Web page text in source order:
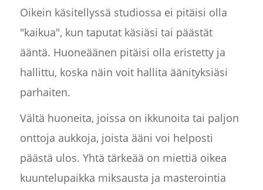
Oikein käsitellyssä studiossa ei pitäisi olla
"kaikua", kun taputat käsiäsi tai päästät
ääntä. Huoneäänen pitäisi olla eristetty ja
hallittu, koska näin voit hallita äänityksiäsi
parhaiten.
Vältä huoneita, joissa on ikkunoita tai paljon
onttoja aukkoja, joista ääni voi helposti
päästä ulos. Yhtä tärkeää on miettiä oikea
kuuntelupaikka miksausta ja masterointia